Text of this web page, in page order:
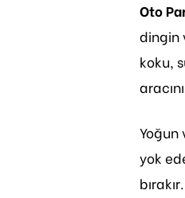
Oto
dingin
koku,
Yoğun
yok